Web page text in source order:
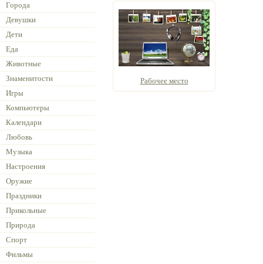
Города
Девушки
Дети
Еда
Животные
Знаменитости
Игры
Компьютеры
Календари
Любовь
Музыка
Настроения
Оружие
Праздники
Прикольные
Природа
Спорт
Фильмы
Рабочее место